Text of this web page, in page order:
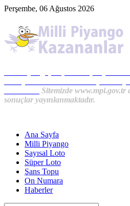
Perşembe, 06 Ağustos 2026
Sitemizde www.mpi.gov.tr
sonuçlar yayınlanmaktadır.
Ana Sayfa
Milli Piyango
Sayısal Loto
Süper Loto
Şans Topu
On Numara
Haberler